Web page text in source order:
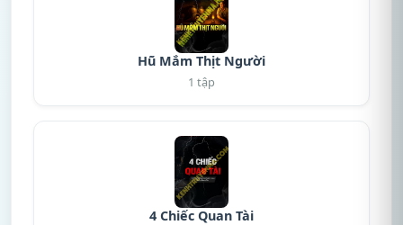
Hũ Mắm Thịt Người
1 tập
4 Chiếc Quan Tài